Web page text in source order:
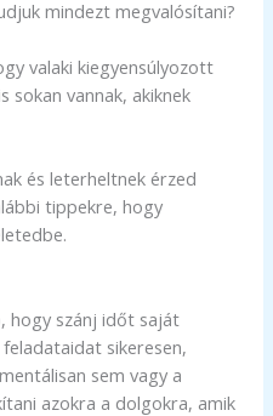
mindezt megvalósítani?
valaki kiegyensúlyozott
sokan vannak, akiknek
és leterheltnek érzed
tippekre, hogy
hogy szánj időt saját
sikeresen,
sem vagy a
azokra a dolgokra, amik